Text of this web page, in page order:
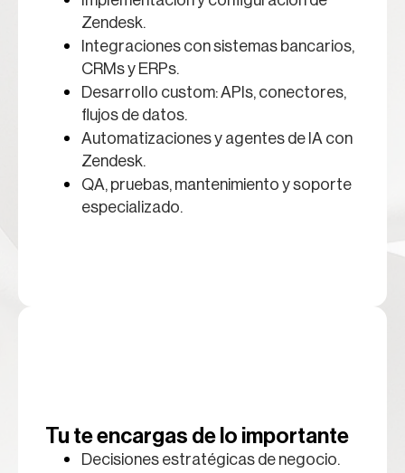
Zendesk.
Integraciones con sistemas bancarios,
CRMs y ERPs.
Desarrollo custom: APIs, conectores,
flujos de datos.
Automatizaciones y agentes de IA con
Zendesk.
QA, pruebas, mantenimiento y soporte
especializado.
Tu te encargas de lo importante
Decisiones estratégicas de negocio.